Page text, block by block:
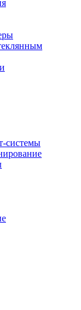
системы